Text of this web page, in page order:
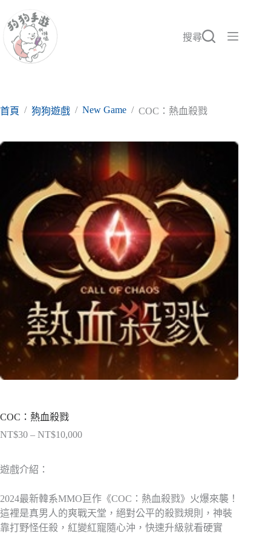
至
要
搜尋
首頁 / 狗狗遊戲 / New Game / COC：熱血殺戮
COC：熱血殺戮
NT$30 – NT$10,000價
NT$30
到
NT$10,000
遊戲介紹：
2024最新韓系MMO巨作《COC：熱血殺戮》火爆來襲！
這裡是真男人的爽戰天堂，絕對公平的殺戮規則，神裝
靠打野怪任殺，紅變紅寵隨心沖，快速升級就看硬實